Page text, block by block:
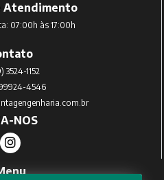
Atendimento
07:00h às 17:00h
3524-1152
4546
NOS